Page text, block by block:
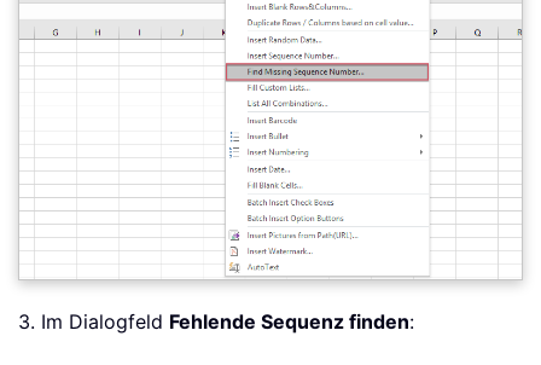
3. Im Dialogfeld Fehlende Sequenz finden: